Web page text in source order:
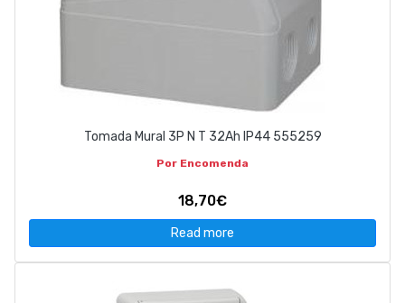
Tomada Mural 3P N T 32Ah IP44 555259
Por Encomenda
18,70€
Read more